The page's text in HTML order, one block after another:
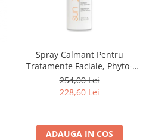
Spray Calmant Pentru
Tratamente Faciale, Phyto-
Aromatic Mist - 200ml
254,00 Lei
228,60 Lei
ADAUGA IN COS